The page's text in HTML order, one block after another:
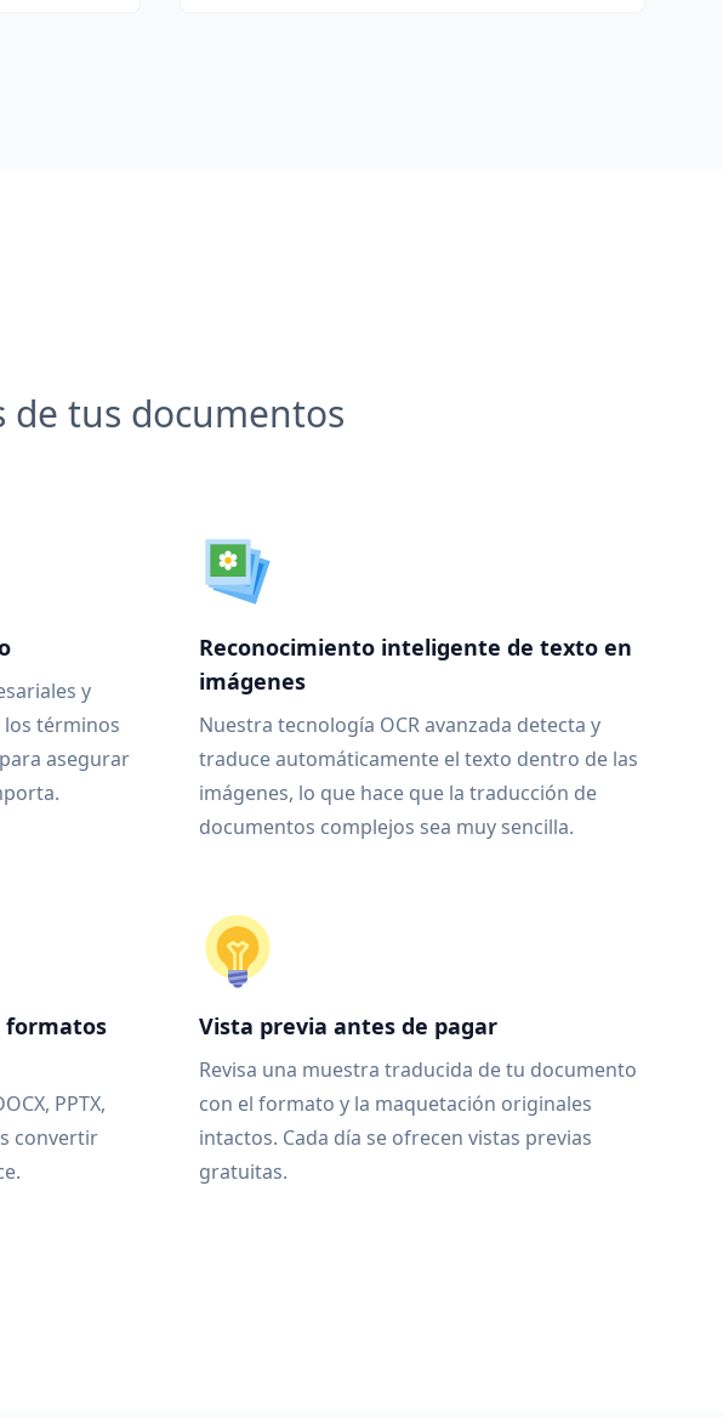
de tus documentos
y
los términos
asegurar
Reconocimiento inteligente de texto en
imágenes
Nuestra tecnología OCR avanzada detecta y
traduce automáticamente el texto dentro de las
imágenes, lo que hace que la traducción de
documentos complejos sea muy sencilla.
formatos
PPTX,
convertir
Vista previa antes de pagar
Revisa una muestra traducida de tu documento
con el formato y la maquetación originales
intactos. Cada día se ofrecen vistas previas
gratuitas.